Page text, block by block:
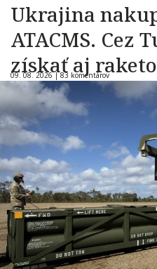
Ukrajina
ATACMS. Cez
získať aj
09. 08. 2026 |83 komentárov